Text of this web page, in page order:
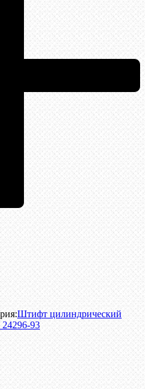
Штифт цилиндрический
93